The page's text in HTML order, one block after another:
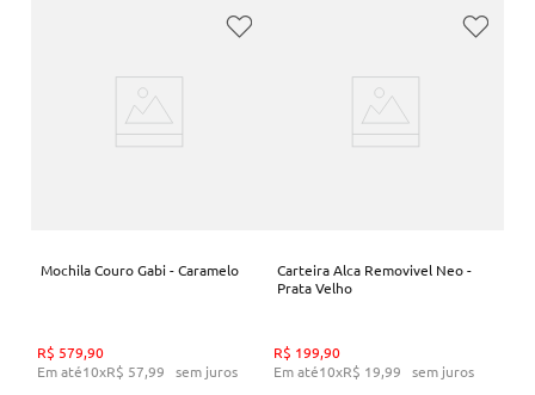
Mochila Couro Gabi - Caramelo
R$ 579,90
Em até10xR$ 57,99 sem juros
Carteira Alca Removivel Neo -
Prata Velho
R$ 199,90
Em até10xR$ 19,99 sem juros